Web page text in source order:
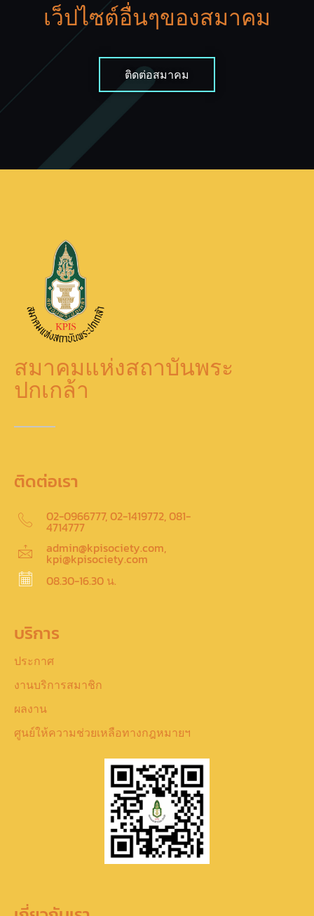
เว็ปไซต์อื่นๆของสมาคม
ติดต่อสมาคม
สมาคมแห่งสถาบันพระ
ปกเกล้า
ติดต่อเรา
02-0966777, 02-1419772, 081-
4714777
admin@kpisociety.com,
kpi@kpisociety.com
08.30-16.30 น.
บริการ
ประกาศ
งานบริการสมาชิก
ผลงาน
ศูนย์ให้ความช่วยเหลือทางกฎหมายฯ